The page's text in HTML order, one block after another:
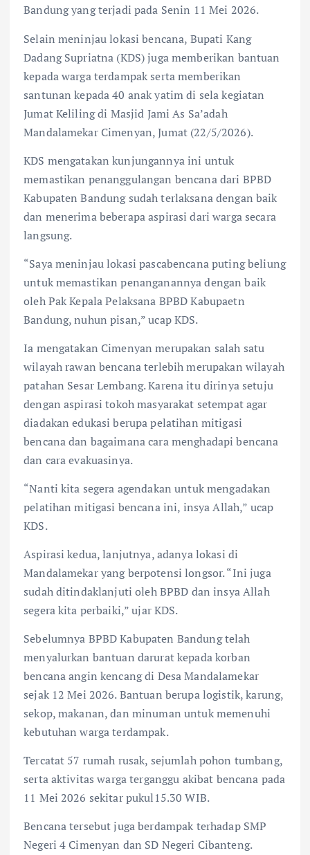
Bandung yang terjadi pada Senin 11 Mei 2026.
Selain meninjau lokasi bencana, Bupati Kang
Dadang Supriatna (KDS) juga memberikan bantuan
kepada warga terdampak serta memberikan
santunan kepada 40 anak yatim di sela kegiatan
Jumat Keliling di Masjid Jami As Sa’adah
Mandalamekar Cimenyan, Jumat (22/5/2026).
KDS mengatakan kunjungannya ini untuk
memastikan penanggulangan bencana dari BPBD
Kabupaten Bandung sudah terlaksana dengan baik
dan menerima beberapa aspirasi dari warga secara
langsung.
“Saya meninjau lokasi pascabencana puting beliung
untuk memastikan penanganannya dengan baik
oleh Pak Kepala Pelaksana BPBD Kabupaetn
Bandung, nuhun pisan,” ucap KDS.
Ia mengatakan Cimenyan merupakan salah satu
wilayah rawan bencana terlebih merupakan wilayah
patahan Sesar Lembang. Karena itu dirinya setuju
dengan aspirasi tokoh masyarakat setempat agar
diadakan edukasi berupa pelatihan mitigasi
bencana dan bagaimana cara menghadapi bencana
dan cara evakuasinya.
“Nanti kita segera agendakan untuk mengadakan
pelatihan mitigasi bencana ini, insya Allah,” ucap
KDS.
Aspirasi kedua, lanjutnya, adanya lokasi di
Mandalamekar yang berpotensi longsor. “Ini juga
sudah ditindaklanjuti oleh BPBD dan insya Allah
segera kita perbaiki,” ujar KDS.
Sebelumnya BPBD Kabupaten Bandung telah
menyalurkan bantuan darurat kepada korban
bencana angin kencang di Desa Mandalamekar
sejak 12 Mei 2026. Bantuan berupa logistik, karung,
sekop, makanan, dan minuman untuk memenuhi
kebutuhan warga terdampak.
Tercatat 57 rumah rusak, sejumlah pohon tumbang,
serta aktivitas warga terganggu akibat bencana pada
11 Mei 2026 sekitar pukul15.30 WIB.
Bencana tersebut juga berdampak terhadap SMP
Negeri 4 Cimenyan dan SD Negeri Cibanteng.